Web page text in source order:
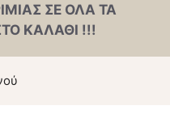
ΣΕ ΟΛΑ ΤΑ
ΚΑΛΑΘΙ !!!